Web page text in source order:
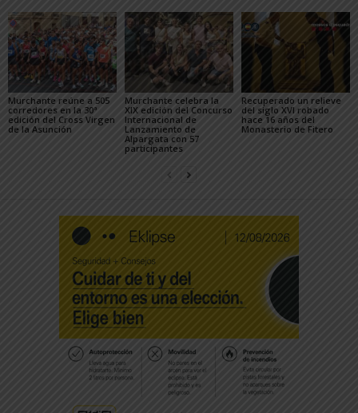
Murchante reúne a 505
corredores en la 30ª
edición del Cross Virgen
de la Asunción
Murchante celebra la
XIX edición del Concurso
Internacional de
Lanzamiento de
Alpargata con 57
participantes
Recuperado un relieve
del siglo XVI robado
hace 16 años del
Monasterio de Fitero